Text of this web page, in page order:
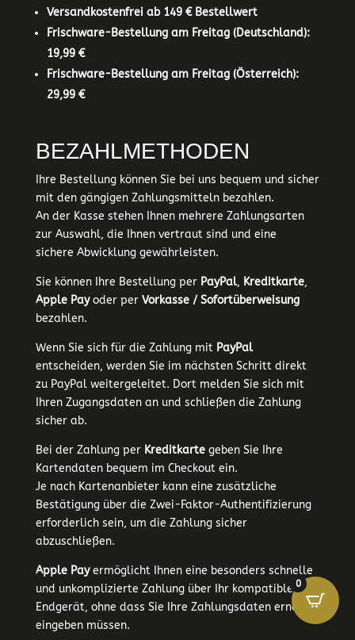
Versandkostenfrei ab 149 € Bestellwert
Frischware-Bestellung am Freitag (Deutschland):
19,99 €
Frischware-Bestellung am Freitag (Österreich):
29,99 €
BEZAHLMETHODEN
Ihre Bestellung können Sie bei uns bequem und sicher
mit den gängigen Zahlungsmitteln bezahlen.
An der Kasse stehen Ihnen mehrere Zahlungsarten
zur Auswahl, die Ihnen vertraut sind und eine
sichere Abwicklung gewährleisten.
Sie können Ihre Bestellung per PayPal, Kreditkarte,
Apple Payoder per Vorkasse / Sofortüberweisung
bezahlen.
Wenn Sie sich für die Zahlung mit PayPal
entscheiden, werden Sie im nächsten Schritt direkt
zu PayPal weitergeleitet. Dort melden Sie sich mit
Ihren Zugangsdaten an und schließen die Zahlung
sicher ab.
Bei der Zahlung per Kreditkartegeben Sie Ihre
Kartendaten bequem im Checkout ein.
Je nach Kartenanbieter kann eine zusätzliche
Bestätigung über die Zwei-Faktor-Authentifizierung
erforderlich sein, um die Zahlung sicher
abzuschließen.
Apple Payermöglicht Ihnen eine besonders schnelle
und unkomplizierte Zahlung über Ihr kompatibles
Endgerät, ohne dass Sie Ihre Zahlungsdaten erneut
eingeben müssen.
0